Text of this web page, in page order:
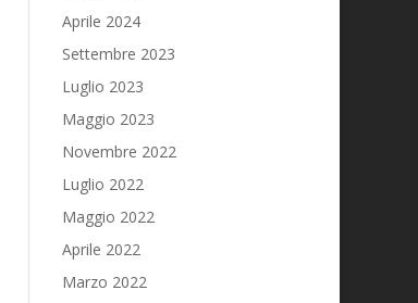
Aprile 2024
Settembre 2023
Luglio 2023
Maggio 2023
Novembre 2022
Luglio 2022
Maggio 2022
Aprile 2022
Marzo 2022